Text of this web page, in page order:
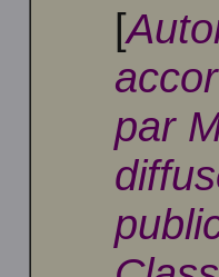
[
par